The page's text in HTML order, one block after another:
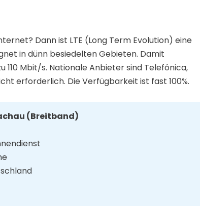
Dann ist LTE (Long Term Evolution) eine
in dünn besiedelten Gebieten. Damit
110 Mbit/s. Nationale Anbieter sind Telefónica,
erforderlich. Die Verfügbarkeit ist fast 100%.
(Breitband)